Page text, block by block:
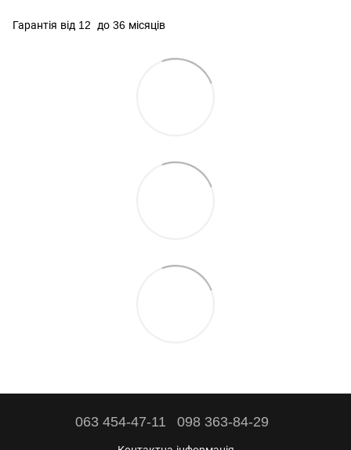
Гарантія від 12 до 36 місяців
063 454-47-11 098 363-84-29